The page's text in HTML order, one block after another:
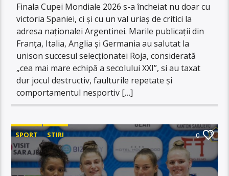
Finala Cupei Mondiale 2026 s-a încheiat nu doar cu
victoria Spaniei, ci și cu un val uriaș de critici la
adresa naționalei Argentinei. Marile publicații din
Franța, Italia, Anglia și Germania au salutat la
unison succesul selecționatei Roja, considerată
„cea mai mare echipă a secolului XXI”, si au taxat
dur jocul destructiv, faulturile repetate și
comportamentul nesportiv […]
SPORT STIRI 0